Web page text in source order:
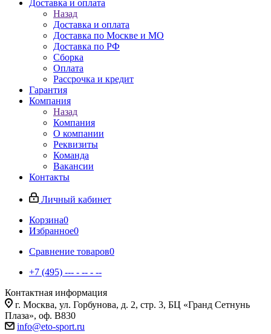
Доставка и оплата
Назад
Доставка и оплата
Доставка по Москве и МО
Доставка по РФ
Сборка
Оплата
Рассрочка и кредит
Гарантия
Компания
Назад
Компания
О компании
Реквизиты
Команда
Вакансии
Контакты
Личный кабинет
Корзина0
Избранное0
Сравнение товаров0
+7 (495) --- - -- - --
Контактная информация
г. Москва, ул. Горбунова, д. 2, стр. 3, БЦ «Гранд Сетнунь
Плаза», оф. В830
info@eto-sport.ru